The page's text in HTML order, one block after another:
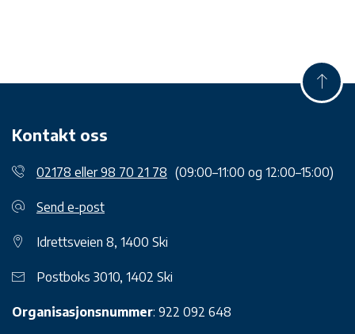
Kontakt oss
02178 eller 98 70 21 78 (09:00–11:00 og 12:00–15:00)
Send e-post
Idrettsveien 8, 1400 Ski
Postboks 3010, 1402 Ski
Organisasjonsnummer: 922 092 648